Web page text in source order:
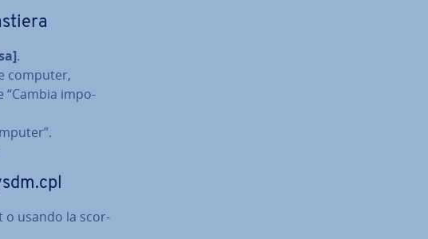
.
computer,
“Cambia im­po­
o usando la scor­